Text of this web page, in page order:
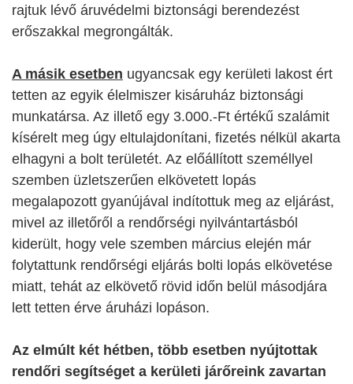
rajtuk lévő áruvédelmi biztonsági berendezést
erőszakkal megrongálták.
A másik esetben ugyancsak egy kerületi lakost ért
tetten az egyik élelmiszer kisáruház biztonsági
munkatársa. Az illető egy 3.000.-Ft értékű szalámit
kísérelt meg úgy eltulajdonítani, fizetés nélkül akarta
elhagyni a bolt területét. Az előállított személlyel
szemben üzletszerűen elkövetett lopás
megalapozott gyanújával indítottuk meg az eljárást,
mivel az illetőről a rendőrségi nyilvántartásból
kiderült, hogy vele szemben március elején már
folytattunk rendőrségi eljárás bolti lopás elkövetése
miatt, tehát az elkövető rövid időn belül másodjára
lett tetten érve áruházi lopáson.
Az elmúlt két hétben, több esetben nyújtottak
rendőri segítséget a kerületi járőreink zavartan